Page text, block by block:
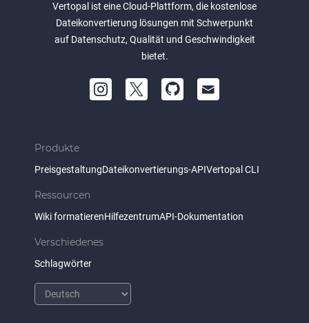
Vertopal ist eine Cloud-Plattform, die kostenlose
Dateikonvertierung lösungen mit Schwerpunkt
auf Datenschutz, Qualität und Geschwindigkeit
bietet.
Produkte
PreisgestaltungDateikonvertierungs-APIVertopal CLI
Ressourcen
Wiki formatierenHilfezentrumAPI-Dokumentation
Verschiedenes
Schlagwörter